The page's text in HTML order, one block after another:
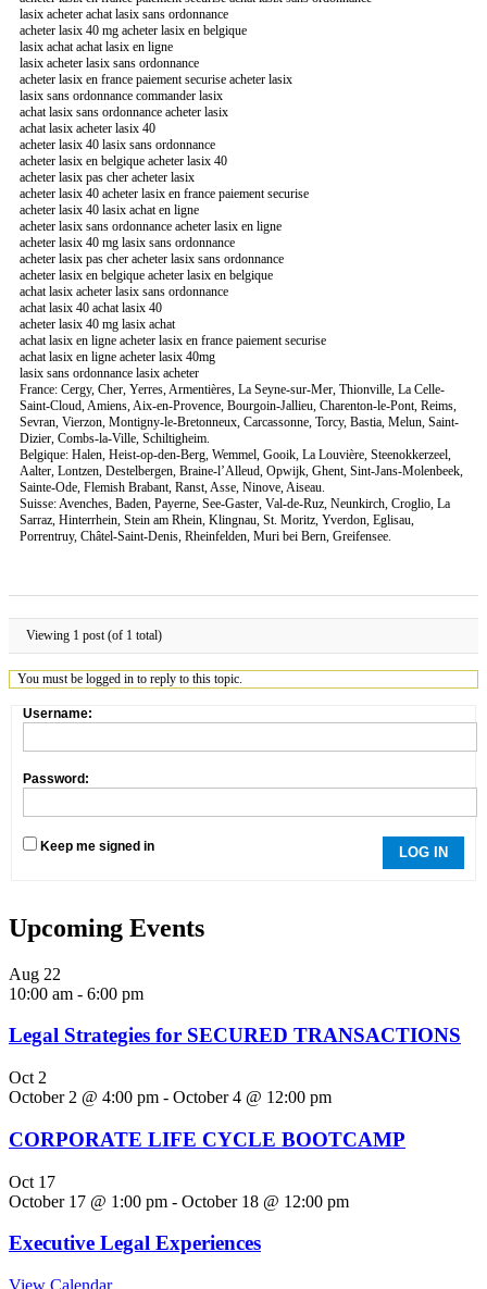
lasix acheter achat lasix sans ordonnance
acheter lasix 40 mg acheter lasix en belgique
lasix achat achat lasix en ligne
lasix acheter lasix sans ordonnance
acheter lasix en france paiement securise acheter lasix
lasix sans ordonnance commander lasix
achat lasix sans ordonnance acheter lasix
achat lasix acheter lasix 40
acheter lasix 40 lasix sans ordonnance
acheter lasix en belgique acheter lasix 40
acheter lasix pas cher acheter lasix
acheter lasix 40 acheter lasix en france paiement securise
acheter lasix 40 lasix achat en ligne
acheter lasix sans ordonnance acheter lasix en ligne
acheter lasix 40 mg lasix sans ordonnance
acheter lasix pas cher acheter lasix sans ordonnance
acheter lasix en belgique acheter lasix en belgique
achat lasix acheter lasix sans ordonnance
achat lasix 40 achat lasix 40
acheter lasix 40 mg lasix achat
achat lasix en ligne acheter lasix en france paiement securise
achat lasix en ligne acheter lasix 40mg
lasix sans ordonnance lasix acheter
France: Cergy, Cher, Yerres, Armentières, La Seyne-sur-Mer, Thionville, La Celle-
Saint-Cloud, Amiens, Aix-en-Provence, Bourgoin-Jallieu, Charenton-le-Pont, Reims,
Sevran, Vierzon, Montigny-le-Bretonneux, Carcassonne, Torcy, Bastia, Melun, Saint-
Dizier, Combs-la-Ville, Schiltigheim.
Belgique: Halen, Heist-op-den-Berg, Wemmel, Gooik, La Louvière, Steenokkerzeel,
Aalter, Lontzen, Destelbergen, Braine-l’Alleud, Opwijk, Ghent, Sint-Jans-Molenbeek,
Sainte-Ode, Flemish Brabant, Ranst, Asse, Ninove, Aiseau.
Suisse: Avenches, Baden, Payerne, See-Gaster, Val-de-Ruz, Neunkirch, Croglio, La
Sarraz, Hinterrhein, Stein am Rhein, Klingnau, St. Moritz, Yverdon, Eglisau,
Porrentruy, Châtel-Saint-Denis, Rheinfelden, Muri bei Bern, Greifensee.
Viewing 1 post (of 1 total)
You must be logged in to reply to this topic.
Username:
Password:
Keep me signed in LOG IN
Upcoming Events
Aug 22
10:00 am - 6:00 pm
Legal Strategies for SECURED TRANSACTIONS
Oct 2
October 2 @ 4:00 pm - October 4 @ 12:00 pm
CORPORATE LIFE CYCLE BOOTCAMP
Oct 17
October 17 @ 1:00 pm - October 18 @ 12:00 pm
Executive Legal Experiences
View Calendar